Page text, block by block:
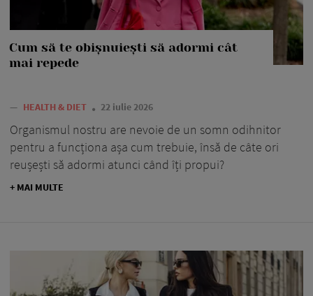
Cum să te obișnuiești să adormi cât
mai repede
— HEALTH & DIET 22 iulie 2026
Organismul nostru are nevoie de un somn odihnitor
pentru a funcționa așa cum trebuie, însă de câte ori
reușești să adormi atunci când îți propui?
+ MAI MULTE